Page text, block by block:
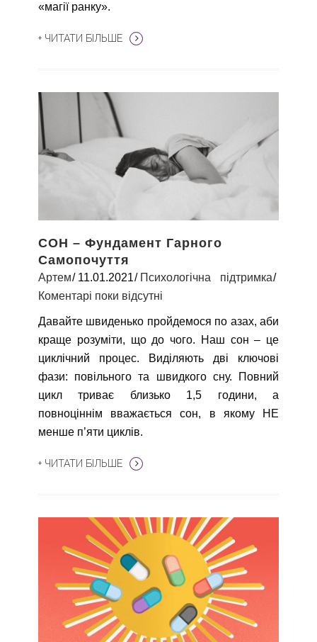
«магії ранку».
+ ЧИТАТИ БІЛЬШЕ
СОН – Фундамент Гарного
Самопочуття
Артем 11.01.2021
Психологічна підтримка
Коментарі поки відсутні
Давайте швиденько пройдемося по азах, аби
краще розуміти, що до чого. Наш сон – це
циклічний процес. Виділяють дві ключові
фази: повільного та швидкого сну. Повний
цикл триває близько 1,5 години, а
повноціннім вважається сон, в якому НЕ
менше п’яти циклів.
+ ЧИТАТИ БІЛЬШЕ